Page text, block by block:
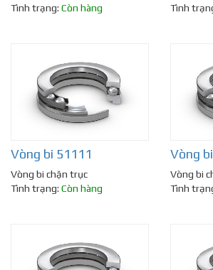
Tình trạng: Còn hàng
Tình
Vòng bi 51111
Vòng bi chặn trục
Tình trạng: Còn hàng
Vòng
Vòng bi
Tình